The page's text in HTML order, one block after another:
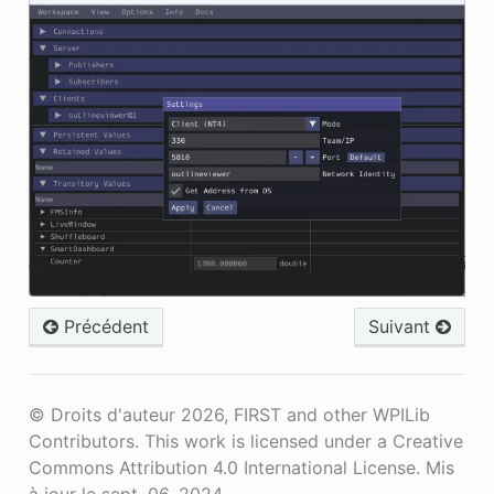
Précédent Suivant
© Droits d'auteur 2026, FIRST and other WPILib
Contributors. This work is licensed under a Creative
Commons Attribution 4.0 International License. Mis